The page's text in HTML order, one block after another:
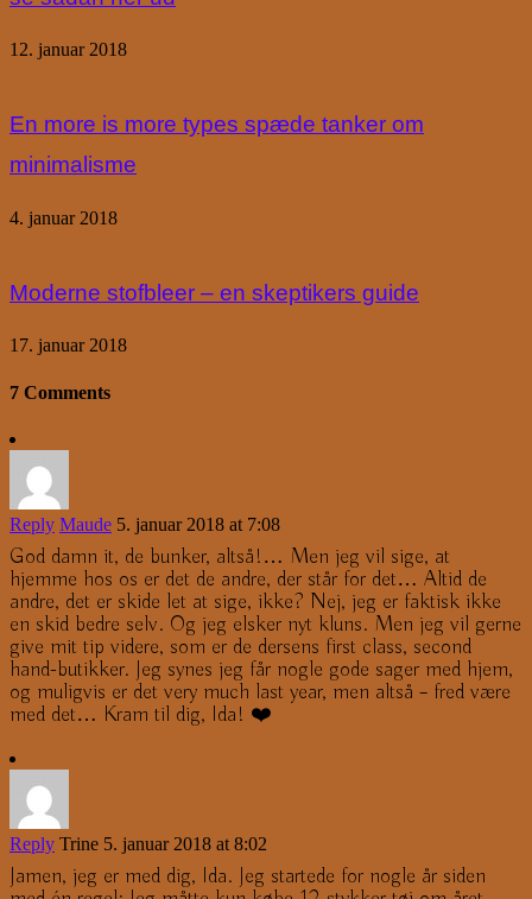
12. januar 2018
En more is more types spæde tanker om
minimalisme
4. januar 2018
Moderne stofbleer – en skeptikers guide
17. januar 2018
7 Comments
Reply Maude 5. januar 2018 at 7:08
God damn it, de bunker, altså!… Men jeg vil sige, at
hjemme hos os er det de andre, der står for det… Altid de
andre, det er skide let at sige, ikke? Nej, jeg er faktisk ikke
en skid bedre selv. Og jeg elsker nyt kluns. Men jeg vil gerne
give mit tip videre, som er de dersens first class, second
hand-butikker. Jeg synes jeg får nogle gode sager med hjem,
og muligvis er det very much last year, men altså – fred være
med det… Kram til dig, Ida! ❤️
Reply Trine 5. januar 2018 at 8:02
Jamen, jeg er med dig, Ida. Jeg startede for nogle år siden